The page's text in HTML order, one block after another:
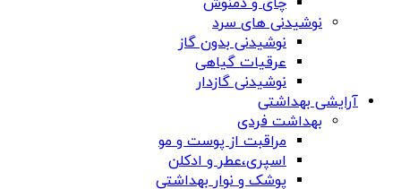
نوشیدنی های سرد
نوشیدنی بدون گاز
عرقیات گیاهی
نوشیدنی گازدار
آرایشی بهداشتی
بهداشت فردی
مراقبت از پوست و مو
اسپری،عطر و ادکلن
پوشک و نوار بهداشتی